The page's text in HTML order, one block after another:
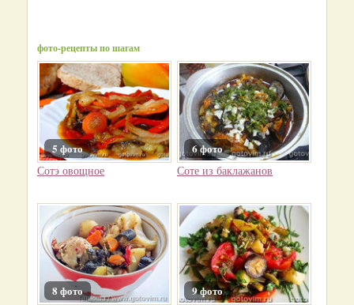
фото-рецепты по шагам
5 фото
Сотэ овощное
6 фото
Соте из баклажанов
8 фото 9 фото